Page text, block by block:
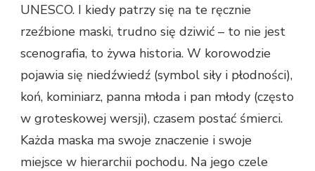
UNESCO. I kiedy patrzy się na te ręcznie
rzeźbione maski, trudno się dziwić – to nie jest
scenografia, to żywa historia. W korowodzie
pojawia się niedźwiedź (symbol siły i płodności),
koń, kominiarz, panna młoda i pan młody (często
w groteskowej wersji), czasem postać śmierci.
Każda maska ma swoje znaczenie i swoje
miejsce w hierarchii pochodu. Na jego czele